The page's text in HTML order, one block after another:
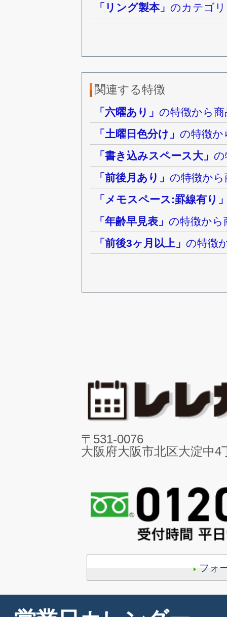
「リング製本」のカテゴ
関連する特徴
「六曜あり」の特徴から
「土曜日色分け」の特徴か
「書き込みスペース大」
「前後月あり」の特徴か
「メモスペース:罫線有り
「年齢早見表」の特徴から
「前後3ヶ月以上」の特徴
〒531-0076
大阪府大阪市北区大淀中4
フォ